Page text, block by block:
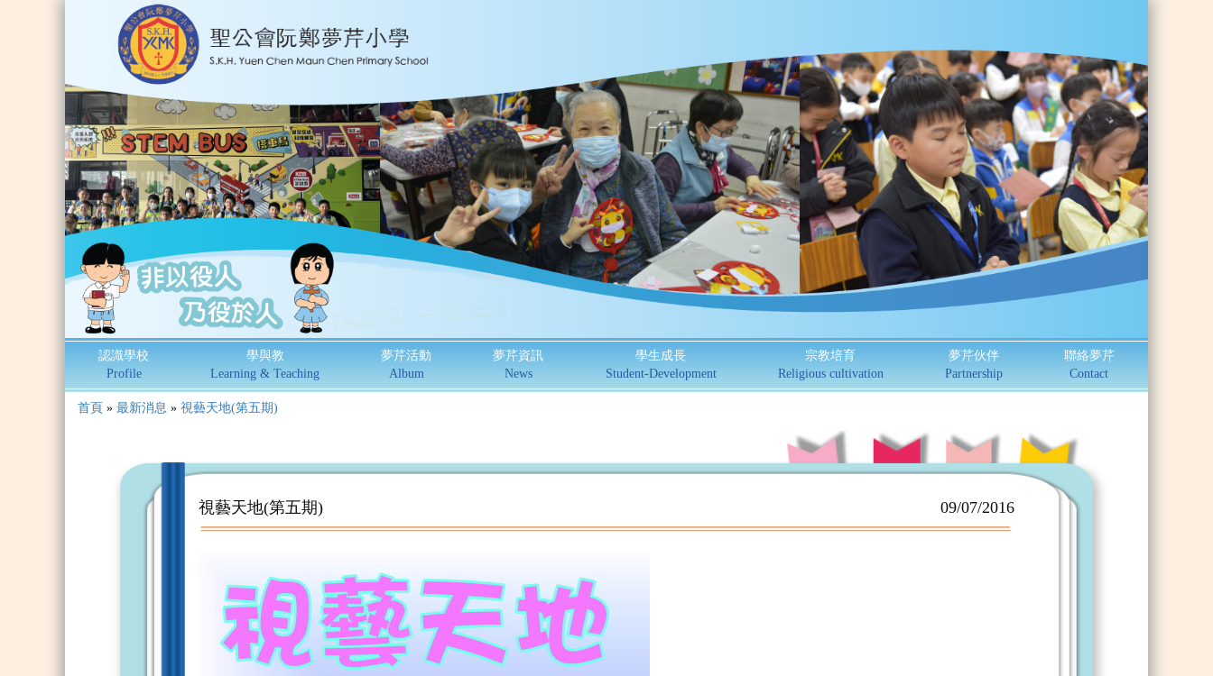
認識學校
Profile
學與教
Learning & Teaching
夢芹活動
Album
夢芹資訊
News
學生成長
Student-Development
宗教培育
Religious cultivation
夢芹伙伴
Partnership
聯絡夢芹
Contact
首頁 » 最新消息 » 視藝天地(第五期)
視藝天地(第五期) 09/07/2016